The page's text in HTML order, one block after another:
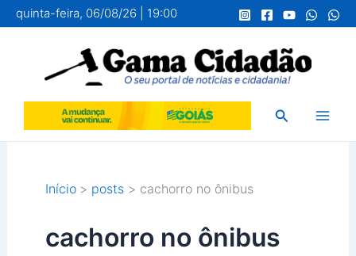
para
conteúdo
quinta-feira, 06/08/26 | 19:00
Pesquisar
Início posts cachorro no ônibus
cachorro no ônibus